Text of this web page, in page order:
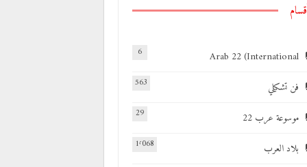
Arab 22 (International
6
فن تشكيلي 563
موسوعة عرب 22 29
بلاد العرب 1٬068